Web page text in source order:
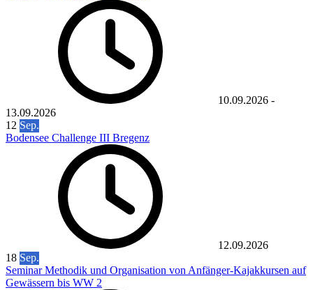
10.09.2026 -
13.09.2026
12 Sep.
Bodensee Challenge III Bregenz
12.09.2026
18 Sep.
Seminar Methodik und Organisation von Anfänger-Kajakkursen auf
Gewässern bis WW 2